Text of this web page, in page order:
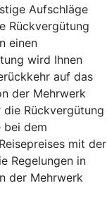
Aufschläge
Rückvergütung
einen
wird Ihnen
auf das
der Mehrwerk
Rückvergütung
bei dem
mit der
Regelungen in
der Mehrwerk